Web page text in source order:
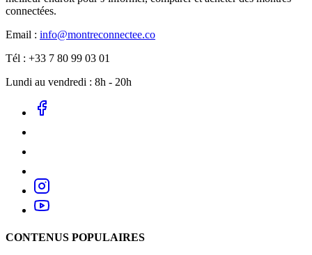
connectées.
Email : info@montreconnectee.co
Tél : +33 7 80 99 03 01
Lundi au vendredi : 8h - 20h
CONTENUS POPULAIRES